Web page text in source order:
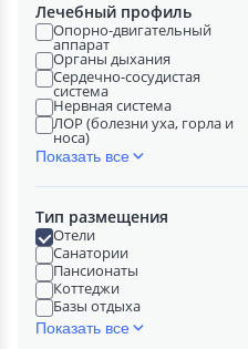
Лечебный профиль
Опорно-двигательный
аппарат
Органы дыхания
Сердечно-сосудистая
система
Нервная система
ЛОР (болезни уха, горла и
носа)
Показать все
Тип размещения
Отели
Санатории
Пансионаты
Коттеджи
Базы отдыха
Показать все